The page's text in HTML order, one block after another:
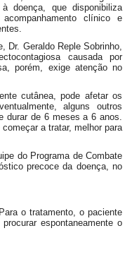
doença, que disponibiliza
clínico e
Dr. Geraldo Reple Sobrinho,
causada por
porém, exige atenção no
cutânea, pode afetar os
alguns outros
durar de 6 meses a 6 anos.
a tratar, melhor para
do Programa de Combate
precoce da doença, no
o tratamento, o paciente
espontaneamente o